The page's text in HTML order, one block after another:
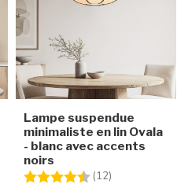
Lampe suspendue
minimaliste en lin Ovala
- blanc avec accents
noirs
Note:
(12)